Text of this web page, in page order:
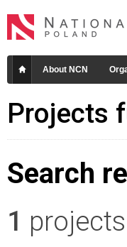
About NCN
Projects
Search
1